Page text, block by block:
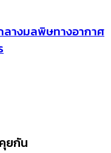
ลางมลพิษทางอากาศ
ยกัน